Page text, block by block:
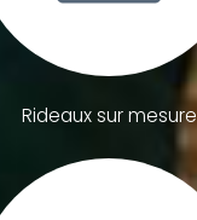
Rideaux sur mesure